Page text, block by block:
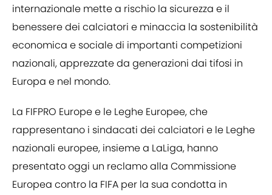
internazionale mette a rischio la sicurezza e il
benessere dei calciatori e minaccia la sostenibilità
economica e sociale di importanti competizioni
nazionali, apprezzate da generazioni dai tifosi in
Europa e nel mondo.
La FIFPRO Europe e le Leghe Europee, che
rappresentano i sindacati dei calciatori e le Leghe
nazionali europee, insieme a LaLiga, hanno
presentato oggi un reclamo alla Commissione
Europea contro la FIFA per la sua condotta in